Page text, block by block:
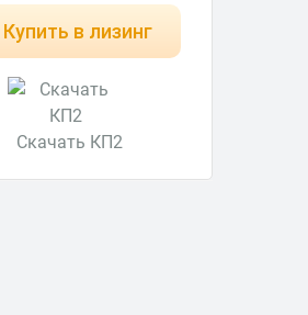
Купить в лизинг
Скачать КП2